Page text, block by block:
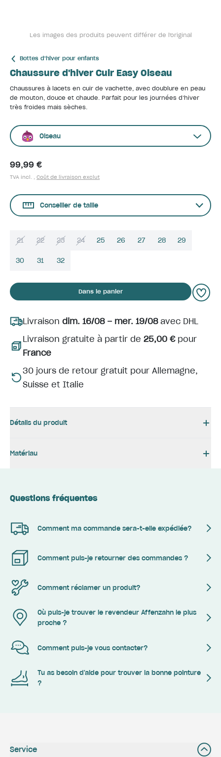
Les images des produits peuvent différer de l'original
Bottes d'hiver pour enfants
Chaussure d'hiver Cuir Easy Oiseau
Chaussures à lacets en cuir de vachette, avec doublure en peau
de mouton, douce et chaude. Parfait pour les journées d’hiver
très froides mais sèches.
Oiseau
99,99 €
TVA incl. , Coût de livraison exclut
Conseiller de taille
21 22 23 24 25 26 27 28 29
30 31 32
Dans le panier
Livraison dim. 16/08 – mer. 19/08avec DHL
Livraison gratuite à partir de 25,00 €pour
France
30 jours de retour gratuit pour Allemagne,
Suisse et Italie
Détails du produit
Matériau
Questions fréquentes
Comment ma commande sera-t-elle expédiée?
Comment puis-je retourner des commandes ?
Comment réclamer un produit?
Où puis-je trouver le revendeur Affenzahn le plus
proche ?
Comment puis-je vous contacter?
Tu as besoin d'aide pour trouver la bonne pointure
?
Service